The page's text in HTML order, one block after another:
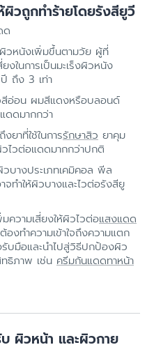
ผิวถูกทำร้ายโดยรังสียูวี
ด
ผิวหนังเพิ่มขึ้นตามวัย ผู้ที่
งในการเป็นมะเร็งผิวหนัง
ถึง 3 เท่า
สีอ่อน ผมสีแดงหรือบลอนด์
ดดมากกว่า
ยาที่ใช้ในการรักษาสิว ยาคุม
วไวต่อแดดมากกว่าปกติ
วบางประเภทเคมิคอล พีล
ทำให้ผิวบางและไวต่อรังสียู
ความเสี่ยงให้ผิวไวต่อแสงแดด
งทำความเข้าใจถึงความแตก
บมือและนำไปสู่วิธีปกป้องผิว
ธิภาพ เช่น ครีมกันแดดทาหน้า
ผิวหน้า และผิวกาย